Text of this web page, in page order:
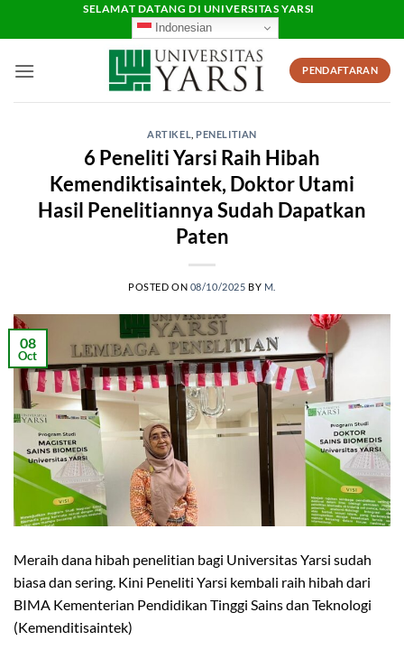
SELAMAT DATANG DI UNIVERSITAS YARSI
Indonesian
PENDAFTARAN
ARTIKEL PENELITIAN
6 Peneliti Yarsi Raih Hibah
Kemendiktisaintek, Doktor Utami
Hasil Penelitiannya Sudah Dapatkan
Paten
POSTED ON 08/10/2025 BY M.
08
Oct
Meraih dana hibah penelitian bagi Universitas Yarsi sudah
biasa dan sering. Kini Peneliti Yarsi kembali raih hibah dari
BIMA Kementerian Pendidikan Tinggi Sains dan Teknologi
(Kemenditisaintek)